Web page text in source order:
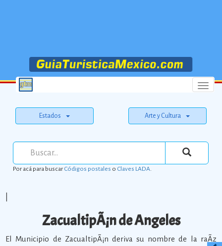
Menu
Estados Arte y Cultura
Por acá para buscarCódigos postales o Claves LADA.
ZacualtipÃ¡n de Angeles
El Municipio de ZacualtipÃ¡n deriva su nombre de la raÃ­z